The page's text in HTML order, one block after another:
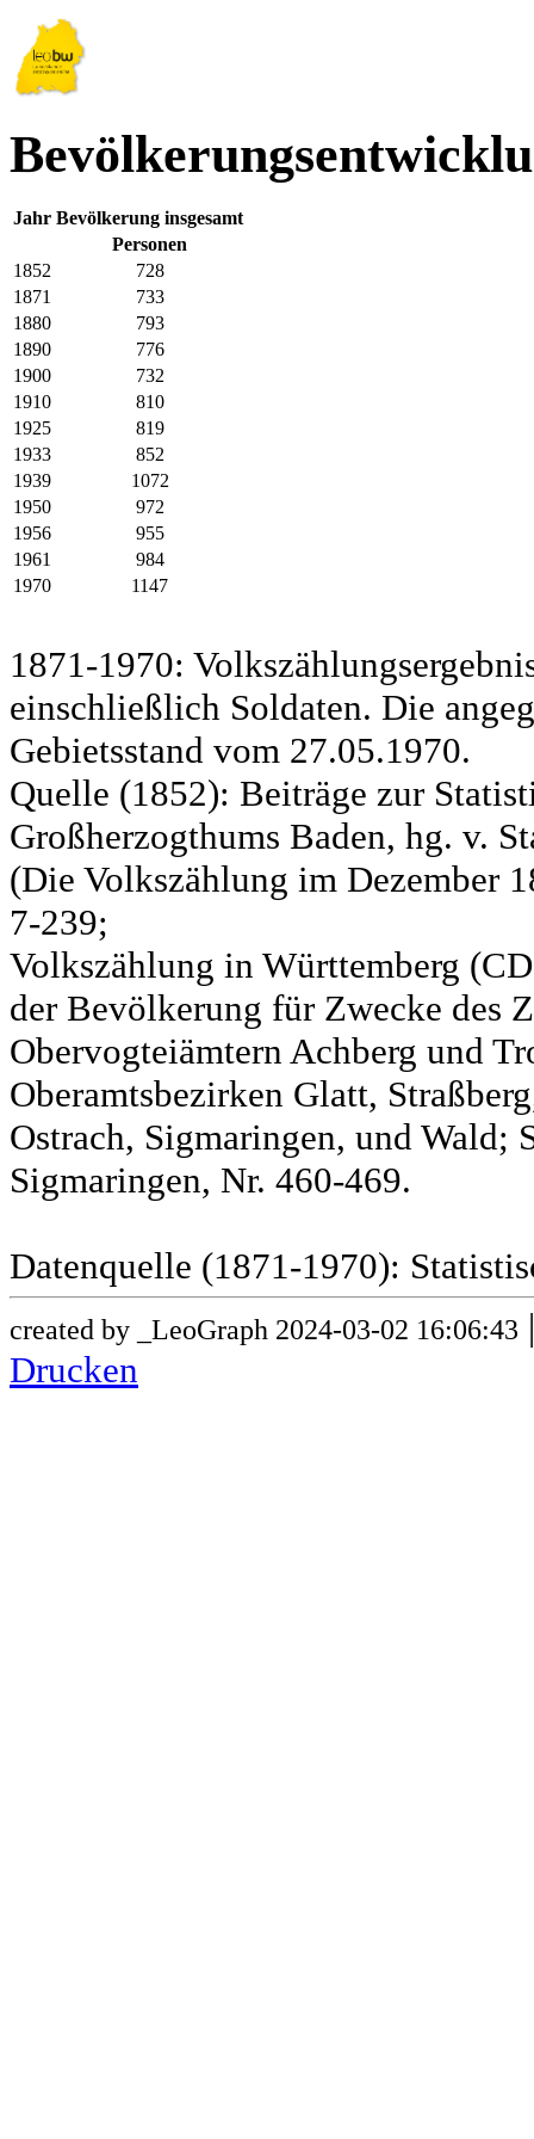
Jahr Bevölkerung insgesamt
Personen
1852
728
1871
733
1880
793
1890
776
1900
732
1910
810
1925
819
1933
852
1939
1072
1950
972
1956
955
1961
984
1970
1147
1871-1970:
einschließlich Soldaten. Die
Gebietsstand vom 27.05.1970.
Quelle (1852): Beiträge zur
Großherzogthums Baden, hg. v.
(Die Volkszählung im Dezember
7-239;
Volkszählung in Württemberg
der Bevölkerung für Zwecke des
Obervogteiämtern Achberg und
Oberamtsbezirken Glatt,
Ostrach, Sigmaringen, und Wald;
Sigmaringen, Nr. 460-469.
Datenquelle (1871-1970):
created by _LeoGraph 2024-03-02 16:06:43
Drucken